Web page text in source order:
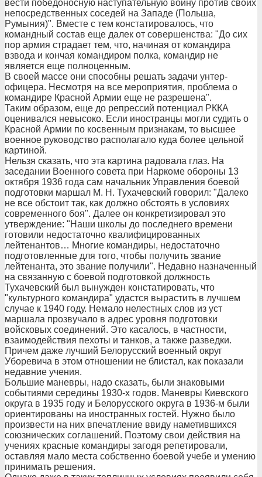
вести победоносную наступательную войну против своих
непосредственных соседей на Западе (Польша,
Румыния)". Вместе с тем констатировалось, что
командный состав еще далек от совершенства: "До сих
пор армия страдает тем, что, начиная от командира
взвода и кончая командиром полка, командир не
является еще полноценным.
В своей массе они способны решать задачи унтер-
офицера. Несмотря на все мероприятия, проблема о
командире Красной Армии еще не разрешена".
Таким образом, еще до репрессий потенциал РККА
оценивался невысоко. Если иностранцы могли судить о
Красной Армии по косвенным признакам, то высшее
военное руководство располагало куда более цельной
картиной.
Нельзя сказать, что эта картина радовала глаз. На
заседании Военного совета при Наркоме обороны 13
октября 1936 года сам начальник Управления боевой
подготовки маршал М. Н. Тухачевский говорил: "Далеко
не все обстоит так, как должно обстоять в условиях
современного боя". Далее он конкретизировал это
утверждение: "Наши школы до последнего времени
готовили недостаточно квалифицированных
лейтенантов… Многие командиры, недостаточно
подготовленные для того, чтобы получить звание
лейтенанта, это звание получили". Недавно назначенный
на связанную с боевой подготовкой должность
Тухачевский был вынужден констатировать, что
"культурного командира" удастся вырастить в лучшем
случае к 1940 году. Немало нелестных слов из уст
маршала прозвучало в адрес уровня подготовки
войсковых соединений. Это касалось, в частности,
взаимодействия пехоты и танков, а также разведки.
Причем даже лучший Белорусский военный округ
Уборевича в этом отношении не блистал, как показали
недавние учения.
Большие маневры, надо сказать, были знаковыми
событиями середины 1930-х годов. Маневры Киевского
округа в 1935 году и Белорусского округа в 1936-м были
ориентированы на иностранных гостей. Нужно было
произвести на них впечатление ввиду наметившихся
союзнических соглашений. Поэтому свои действия на
учениях красные командиры загодя репетировали,
оставляя мало места собственно боевой учебе и умению
принимать решения.